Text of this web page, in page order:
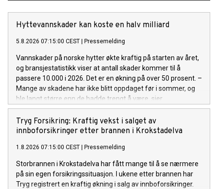
Hyttevannskader kan koste en halv milliard
5.8.2026 07:15:00 CEST | Pressemelding
Vannskader på norske hytter økte kraftig på starten av året,
og bransjestatistikk viser at antall skader kommer til å
passere 10.000 i 2026. Det er en økning på over 50 prosent. –
Mange av skadene har ikke blitt oppdaget før i sommer, og
ble langt større enn de hadde trengt å være, sier
kommunikasjonsrådgiver Espen Borge i Tryg Forsikring.
Tryg Forsikring: Kraftig vekst i salget av
innboforsikringer etter brannen i Krokstadelva
1.8.2026 07:15:00 CEST | Pressemelding
Storbrannen i Krokstadelva har fått mange til å se nærmere
på sin egen forsikringssituasjon. I ukene etter brannen har
Tryg registrert en kraftig økning i salg av innboforsikringer.